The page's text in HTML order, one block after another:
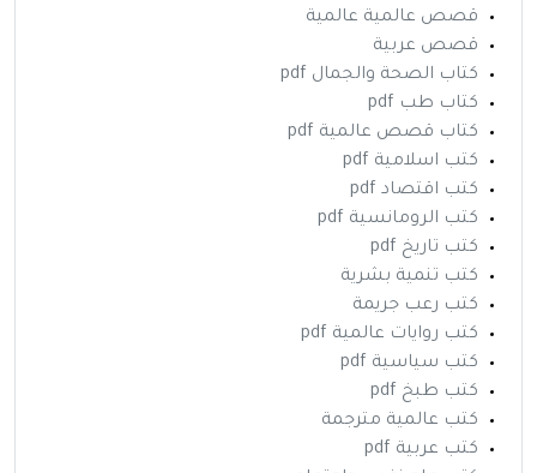
قصص عالمية عالمية
قصص عربية
كتاب الصحة والجمال pdf
كتاب طب pdf
كتاب قصص عالمية pdf
كتب اسلامية pdf
كتب اقتصاد pdf
كتب الرومانسية pdf
كتب تاريخ pdf
كتب تنمية بشرية
كتب رعب جريمة
كتب روايات عالمية pdf
كتب سياسية pdf
كتب طبخ pdf
كتب عالمية مترجمة
كتب عربية pdf